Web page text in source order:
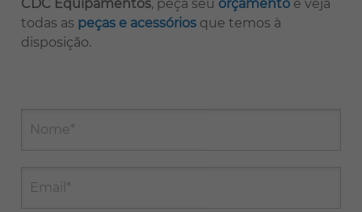
CDC Equipamentos, peça seu orçamento e veja
todas as peças e acessórios que temos à
disposição.
Nome*
Email*